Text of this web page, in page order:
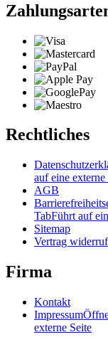
Rechtliches
auf eine externe
AGB
TabFührt auf
Sitemap
Vertrag
Firma
Kontakt
Impressum
externe Seite